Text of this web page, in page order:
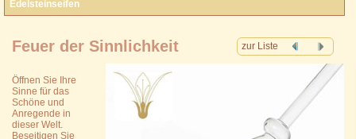
Edelsteinseifen
zur Liste
Feuer der Sinnlichkeit
Öffnen Sie Ihre
Sinne für das
Schöne und
Anregende in
dieser Welt.
Beseitigen Sie